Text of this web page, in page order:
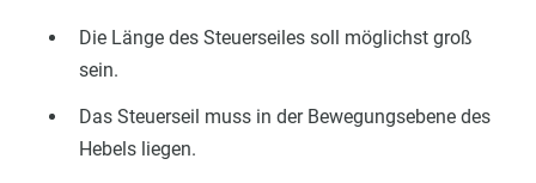
Die Länge des Steuerseiles soll möglichst groß
sein.
Das Steuerseil muss in der Bewegungsebene des
Hebels liegen.